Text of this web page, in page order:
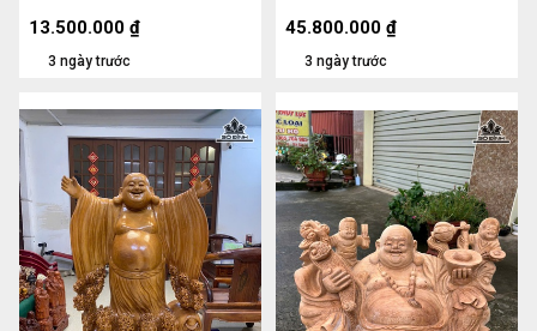
3 ngày trước
13.500.000 ₫
- 155kg
3 ngày trước
45.800.000 ₫